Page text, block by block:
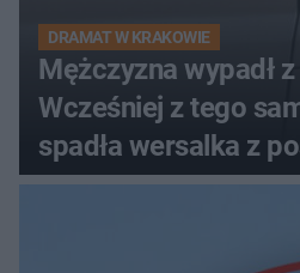
DRAMAT W KRAKOWIE
Mężczyzna wypadł
Wcześniej z tego
spadła wersalka z